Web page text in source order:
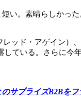
い。素晴らしかった
ッド・アゲイン）、
ている。さらに今
サプライズB2Bを